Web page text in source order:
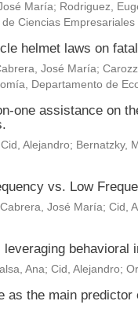
María; Rodriguez,
Ciencias
helmet laws on
José María;
Departamento de
one assistance on
Cid, Alejandro; Bernatzky,
vs. Low
Cabrera, José María; Cid,
Ana; Cid, Alejandro;
as the main